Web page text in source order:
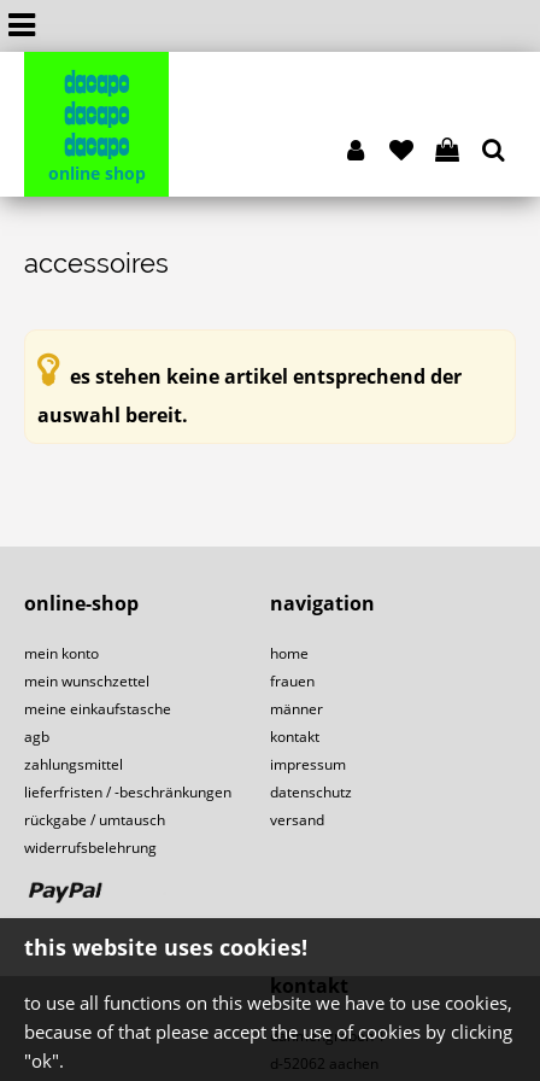
dacapo
dacapo
dacapo
online shop
accessoires
es stehen keine artikel entsprechend der
auswahl bereit.
navigation
home
frauen
männer
kontakt
impressum
datenschutz
versand
online-shop
mein konto
mein wunschzettel
meine einkaufstasche
agb
zahlungsmittel
lieferfristen / -beschränkungen
rückgabe / umtausch
widerrufsbelehrung
kontakt
dahmengraben 1
d-52062 aachen
this website uses cookies!
to use all functions on this website we have to use cookies,
because of that please accept the use of cookies by clicking
"ok".